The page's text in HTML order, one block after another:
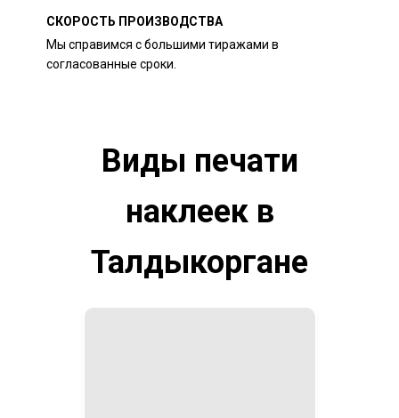
СКОРОСТЬ ПРОИЗВОДСТВА
Мы справимся с большими тиражами в
согласованные сроки.
Виды печати
наклеек в
Талдыкоргане